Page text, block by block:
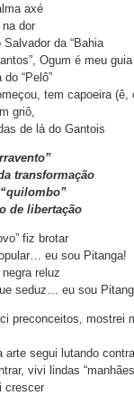
axé
dor
da “Bahia
Ogum é meu guia
“Pelô”
tem capoeira (ê,
griô,
de lá do Gantois
transformação
de libertação
fiz brotar
eu sou Pitanga!
reluz
seduz… eu sou
preconceitos, mostrei
arte segui lutando
vivi lindas
crescer